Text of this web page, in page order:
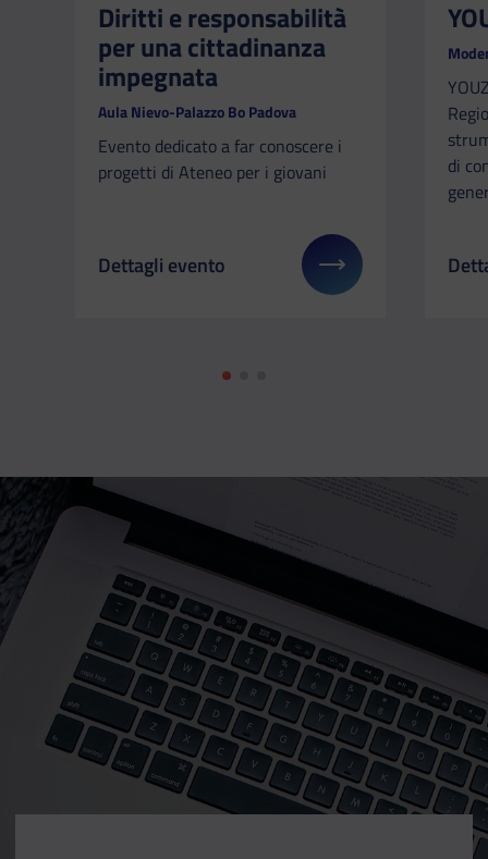
Diritti e responsabilità
per una cittadinanza
impegnata
Aula Nievo-Palazzo Bo Padova
Evento dedicato a far conoscere i
progetti di Ateneo per i giovani
Il link ti porterà ad avere maggiori dettagli
Dettagli evento
di
Il